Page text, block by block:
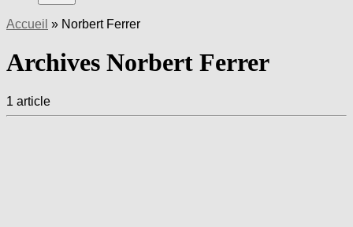
Accueil » Norbert Ferrer
Archives Norbert Ferrer
1 article